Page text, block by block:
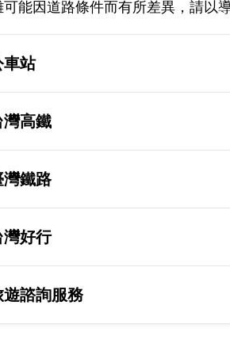
能因道路條件而有所差異，請以
車站
灣高鐵
灣鐵路
灣好行
遊諮詢服務